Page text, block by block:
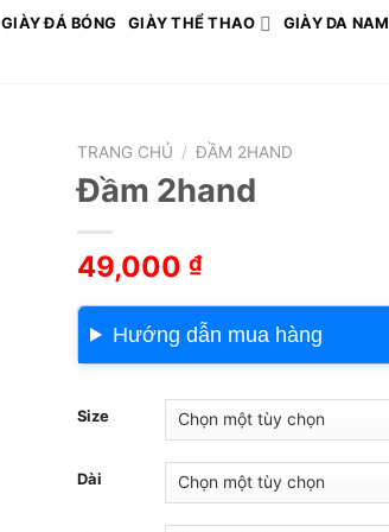
GIÀY ĐÁ BÓNG GIÀY THỂ THAO GIÀY DA NAM
TRANG CHỦ / ĐẦM 2HAND
Đầm 2hand
49,000 ₫
Hướng dẫn mua hàng
Size
Dài